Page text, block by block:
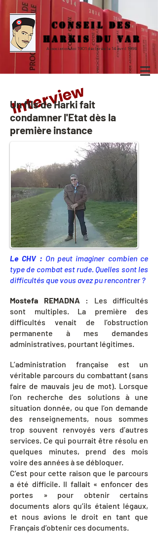
CONSEIL DES
HARKIS DU VAR
Association loi 1901 déclarée le 14 avril 1998
Interview
Un fils de Harki fait
condamner l'Etat dès la
première instance
Le CHV : On peut imaginer combien ce
type de combat est rude. Quelles sont les
difficultés que vous avez pu rencontrer ?
Mostefa REMADNA : Les difficultés
sont multiples. La première des
difficultés venait de l’obstruction
permanente à mes demandes
administratives, pourtant légitimes.
L’administration française est un
véritable parcours du combattant (sans
faire de mauvais jeu de mot). Lorsque
l’on recherche des solutions à une
situation donnée, ou que l’on demande
des renseignements, nous sommes
trop souvent renvoyés vers d’autres
services. Ce qui pourrait être résolu en
quelques minutes, prend des mois
voire des années à se débloquer.
C’est pour cette raison que le parcours
a été difficile. Il fallait « enfoncer des
portes » pour obtenir certains
documents alors qu’ils étaient légaux,
et nous avions le droit en tant que
Français d’obtenir ces documents.